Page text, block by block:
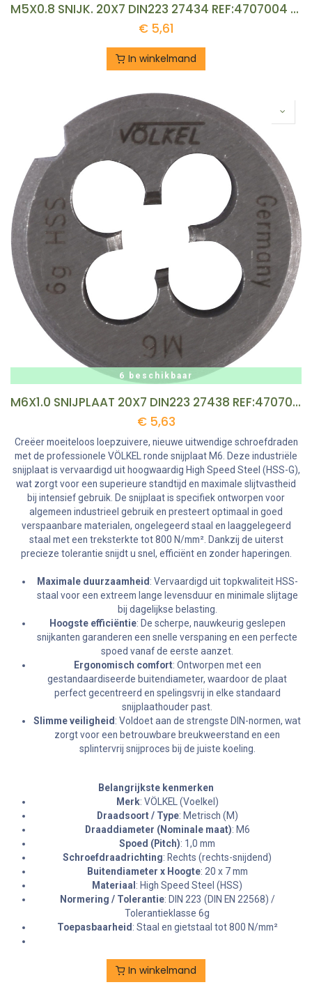
M5X0.8 SNIJK. 20X7 DIN223 27434 REF:4707004 VOELKEL
€ 5,61
In winkelmand
6 beschikbaar
M6X1.0 SNIJPLAAT 20X7 DIN223 27438 REF:4707005 VOELKEL
€ 5,63
Creëer moeiteloos loepzuivere, nieuwe uitwendige schroefdraden
met de professionele VÖLKEL ronde snijplaat M6. Deze industriële
snijplaat is vervaardigd uit hoogwaardig High Speed Steel (HSS-G),
wat zorgt voor een superieure standtijd en maximale slijtvastheid
bij intensief gebruik. De snijplaat is specifiek ontworpen voor
algemeen industrieel gebruik en presteert optimaal in goed
verspaanbare materialen, ongelegeerd staal en laaggelegeerd
staal met een treksterkte tot 800 N/mm². Dankzij de uiterst
precieze tolerantie snijdt u snel, efficiënt en zonder haperingen.
Maximale duurzaamheid : Vervaardigd uit topkwaliteit HSS-
staal voor een extreem lange levensduur en minimale slijtage
bij dagelijkse belasting.
Hoogste efficiëntie: De scherpe, nauwkeurig geslepen
snijkanten garanderen een snelle verspaning en een perfecte
spoed vanaf de eerste aanzet.
Ergonomisch comfort: Ontworpen met een
gestandaardiseerde buitendiameter, waardoor de plaat
perfect gecentreerd en spelingsvrij in elke standaard
snijplaathouder past.
Slimme veiligheid : Voldoet aan de strengste DIN-normen, wat
zorgt voor een betrouwbare breukweerstand en een
splintervrij snijproces bij de juiste koeling.
Belangrijkste kenmerken
Merk: VÖLKEL (Voelkel)
Draadsoort / Type: Metrisch (M)
Draaddiameter (Nominale maat): M6
Spoed (Pitch): 1,0 mm
Schroefdraadrichting: Rechts (rechts-snijdend)
Buitendiameter x Hoogte: 20 x 7 mm
Materiaal : High Speed Steel (HSS)
Normering / Tolerantie: DIN 223 (DIN EN 22568) /
Tolerantieklasse 6g
Toepasbaarheid : Staal en gietstaal tot 800 N/mm²
In winkelmand